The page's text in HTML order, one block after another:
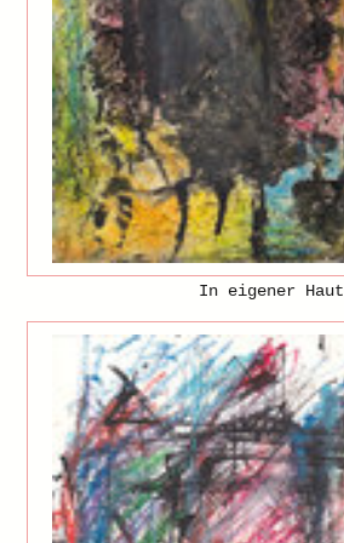
In eigener Haut